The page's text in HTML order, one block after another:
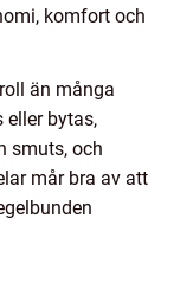
komfort och
än många
eller bytas,
smuts, och
mår bra av att